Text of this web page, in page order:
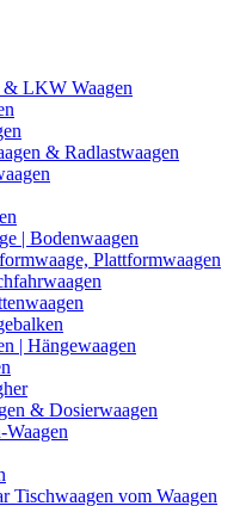
& LKW Waagen
& Radlastwaagen
| Bodenwaagen
Plattformwaagen
| Hängewaagen
& Dosierwaagen
Tischwaagen vom Waagen